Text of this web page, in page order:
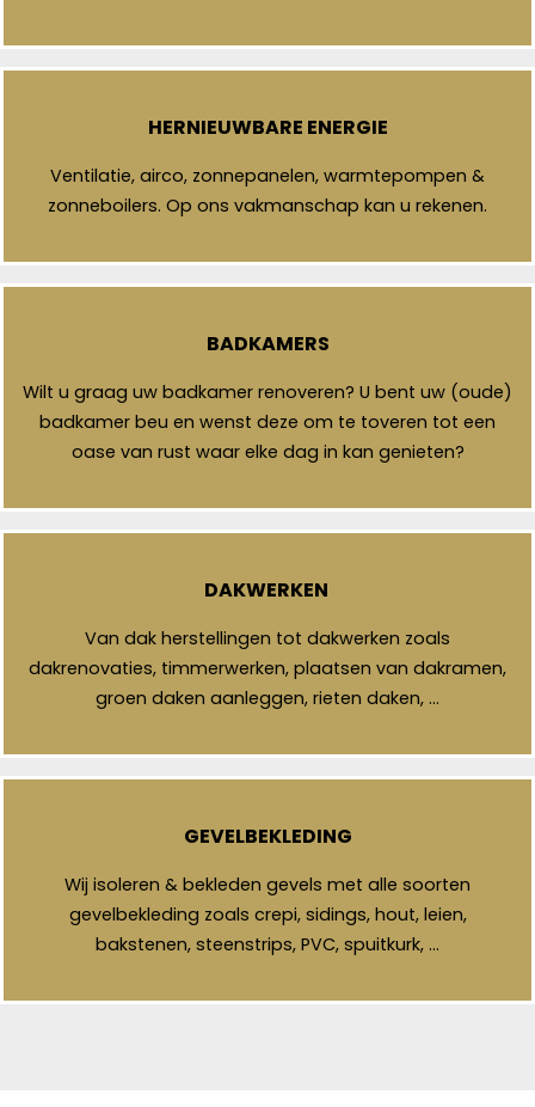
HERNIEUWBARE ENERGIE
Ventilatie, airco, zonnepanelen, warmtepompen &
zonneboilers. Op ons vakmanschap kan u rekenen.
BADKAMERS
Wilt u graag uw badkamer renoveren? U bent uw (oude)
badkamer beu en wenst deze om te toveren tot een
oase van rust waar elke dag in kan genieten?
DAKWERKEN
Van dak herstellingen tot dakwerken zoals
dakrenovaties, timmerwerken, plaatsen van dakramen,
groen daken aanleggen, rieten daken, …
GEVELBEKLEDING
Wij isoleren & bekleden gevels met alle soorten
gevelbekleding zoals crepi, sidings, hout, leien,
bakstenen, steenstrips, PVC, spuitkurk, …